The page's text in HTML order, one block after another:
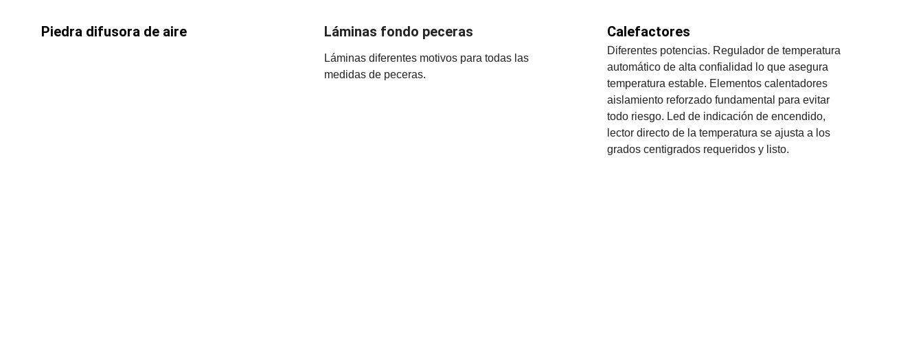
Piedra difusora de aire
Láminas diferentes motivos para todas las
medidas de peceras.
Diferentes potencias. Regulador de temperatura
automático de alta confialidad lo que asegura
temperatura estable. Elementos calentadores
aislamiento reforzado fundamental para evitar
todo riesgo. Led de indicación de encendido,
lector directo de la temperatura se ajusta a los
grados centigrados requeridos y listo.
Calefactores
Láminas fondo peceras